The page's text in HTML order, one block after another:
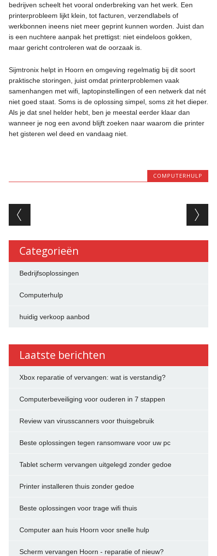
bedrijven scheelt het vooral onderbreking van het werk. Een
printerprobleem lijkt klein, tot facturen, verzendlabels of
werkbonnen ineens niet meer geprint kunnen worden. Juist dan
is een nuchtere aanpak het prettigst: niet eindeloos gokken,
maar gericht controleren wat de oorzaak is.
Sijmtronix helpt in Hoorn en omgeving regelmatig bij dit soort
praktische storingen, juist omdat printerproblemen vaak
samenhangen met wifi, laptopinstellingen of een netwerk dat nét
niet goed staat. Soms is de oplossing simpel, soms zit het dieper.
Als je dat snel helder hebt, ben je meestal eerder klaar dan
wanneer je nog een avond blijft zoeken naar waarom die printer
het gisteren wel deed en vandaag niet.
COMPUTERHULP
Berichtnavigatie
Categorieën
Bedrijfsoplossingen
Computerhulp
huidig verkoop aanbod
Laatste berichten
Xbox reparatie of vervangen: wat is verstandig?
Computerbeveiliging voor ouderen in 7 stappen
Review van virusscanners voor thuisgebruik
Beste oplossingen tegen ransomware voor uw pc
Tablet scherm vervangen uitgelegd zonder gedoe
Printer installeren thuis zonder gedoe
Beste oplossingen voor trage wifi thuis
Computer aan huis Hoorn voor snelle hulp
Scherm vervangen Hoorn - reparatie of nieuw?